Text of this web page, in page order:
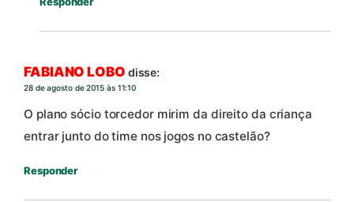
FABIANO LOBO disse:
28 de agosto de 2015 às 11:10
O plano sócio torcedor mirim da direito da criança
entrar junto do time nos jogos no castelão?
Responder